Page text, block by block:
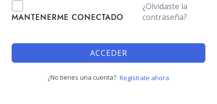
MANTENERME CONECTADO
¿Olvidaste la
contraseña?
ACCEDER
¿No tienes una cuenta? Regístrate ahora